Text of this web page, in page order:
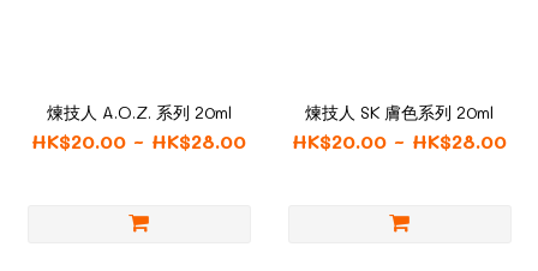
煉技人 A.O.Z. 系列 20ml
HK$20.00 ~ HK$28.00
煉技人 SK 膚色系列 20ml
HK$20.00 ~ HK$28.00